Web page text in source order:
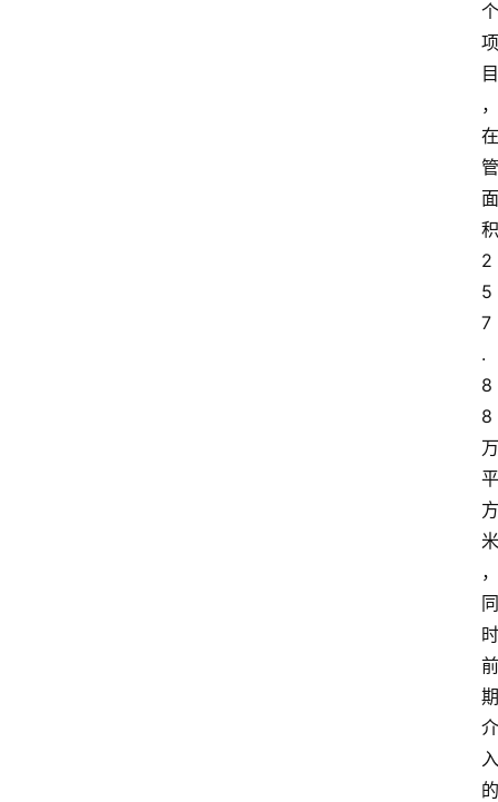
个
项
目
，
在
管
面
积
2
5
7
.
8
8
万
平
方
米
，
同
时
前
期
介
入
的